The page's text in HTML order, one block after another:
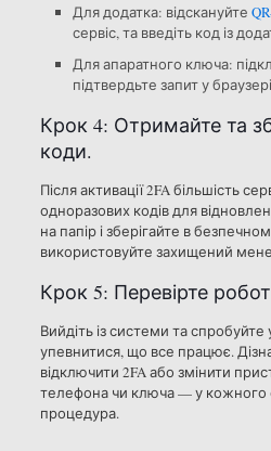
Для додатка: відскануйте
сервіс, та введіть код із
Для апаратного ключа:
підтвердьте запит у
Крок 4: Отримайте та
коди.
Після активації 2FA більшість
одноразових кодів для
на папір і зберігайте в
використовуйте захищений
Крок 5: Перевірте
Вийдіть із системи та спробуйте
упевнитися, що все працює.
відключити 2FA або змінити
телефона чи ключа — у кожного
процедура.